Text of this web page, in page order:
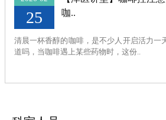
25
咖..
清晨一杯香醇的咖啡，是不少人开启活力一
道吗，当咖啡遇上某些药物时，这份..